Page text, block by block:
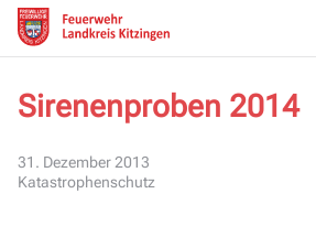
Sirenenproben 2014
31. Dezember 2013
Katastrophenschutz